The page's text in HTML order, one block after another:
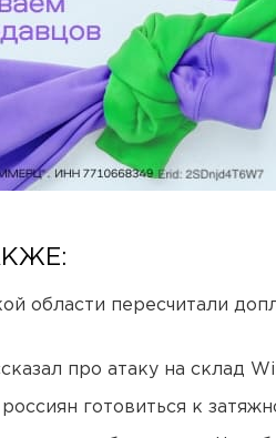
области пересчитали
про атаку на склад
готовиться к